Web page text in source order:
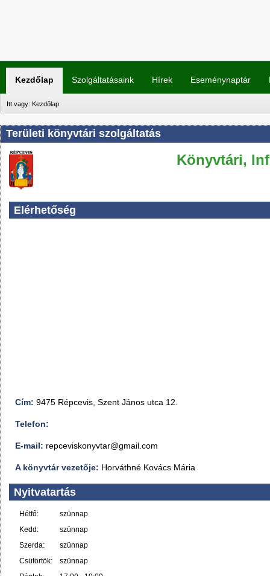
Kezdőlap Szolgáltatásaink Hírek Eseménynaptár
Itt vagy: Kezdőlap
Területi könyvtári szolgáltatás
Könyvtári,
Elérhetőség
Cím: 9475 Répcevis, Szent János utca 12.
Telefon:
E-mail: repceviskonyvtar@gmail.com
A könyvtár vezetője: Horváthné Kovács Mária
Nyitvatartás
Hétfő:
szünnap
Kedd:
szünnap
Szerda:
szünnap
Csütörtök:
szünnap